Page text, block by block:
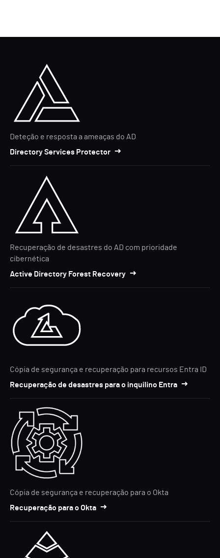
Deteção e resposta a ameaças do AD
Directory Services Protector
Recuperação de desastres do AD com prioridade
cibernética
Active Directory Forest Recovery
Cópia de segurança e recuperação para recursos Entra ID
Recuperação de desastres para o inquilino Entra
Cópia de segurança e recuperação para o Okta
Recuperação para o Okta